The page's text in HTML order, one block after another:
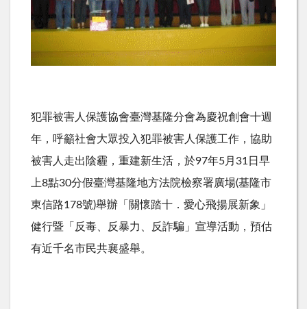
犯罪被害人保護協會臺灣基隆分會為慶祝創會十週
年，呼籲社會大眾投入犯罪被害人保護工作，協助
被害人走出陰霾，重建新生活，於97年5月31日早
上8點30分假臺灣基隆地方法院檢察署廣場(基隆市
東信路178號)舉辦「關懷踏十．愛心飛揚展新象」
健行暨「反毒、反暴力、反詐騙」宣導活動，預估
有近千名市民共襄盛舉。